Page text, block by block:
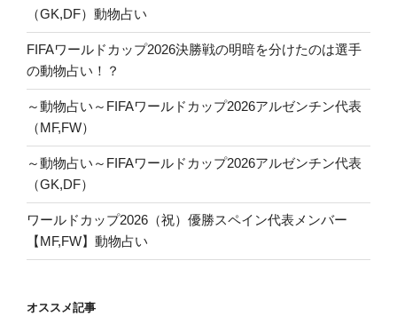
（GK,DF）動物占い
FIFAワールドカップ2026決勝戦の明暗を分けたのは選手
の動物占い！？
～動物占い～FIFAワールドカップ2026アルゼンチン代表
（MF,FW）
～動物占い～FIFAワールドカップ2026アルゼンチン代表
（GK,DF）
ワールドカップ2026（祝）優勝スペイン代表メンバー
【MF,FW】動物占い
オススメ記事